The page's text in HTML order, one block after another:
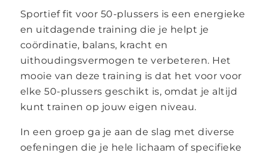
Sportief fit voor 50-plussers is een energieke
en uitdagende training die je helpt je
coördinatie, balans, kracht en
uithoudingsvermogen te verbeteren. Het
mooie van deze training is dat het voor voor
elke 50-plussers geschikt is, omdat je altijd
kunt trainen op jouw eigen niveau.
In een groep ga je aan de slag met diverse
oefeningen die je hele lichaam of specifieke